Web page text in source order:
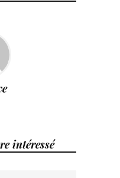
intéressé